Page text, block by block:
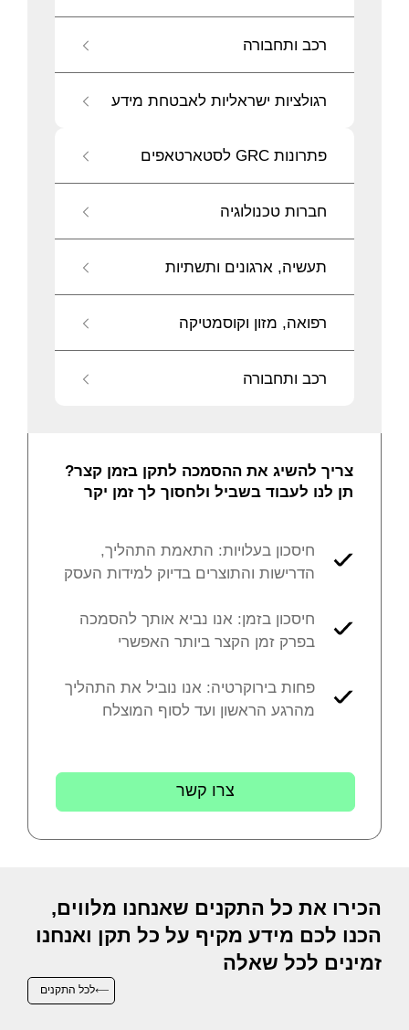
רכב ותחבורה
רגולציות ישראליות לאבטחת מידע
פתרונות GRC לסטארטאפים
חברות טכנולוגיה
תעשיה, ארגונים ותשתיות
רפואה, מזון וקוסמטיקה
רכב ותחבורה
צריך להשיג את ההסמכה לתקן בזמן קצר?
תן לנו לעבוד בשביל ולחסוך לך זמן יקר
חיסכון בעלויות: התאמת התהליך,
הדרישות והתוצרים בדיוק למידות העסק
חיסכון בזמן: אנו נביא אותך להסמכה
בפרק זמן הקצר ביותר האפשרי
פחות בירוקרטיה: אנו נוביל את התהליך
מהרגע הראשון ועד לסוף המוצלח
צרו קשר
הכירו את כל התקנים שאנחנו מלווים,
הכנו לכם מידע מקיף על כל תקן ואנחנו
זמינים לכל שאלה
לכל התקנים